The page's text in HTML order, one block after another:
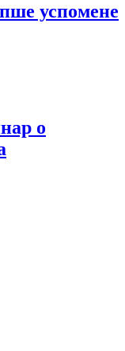
успомене
о